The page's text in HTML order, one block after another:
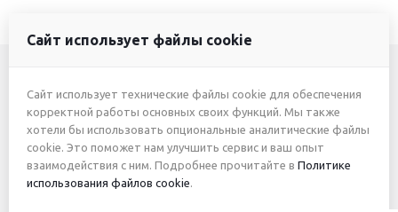
+7 (3412) 46-7777
+7 (912) 746-00-77
Сайт использует файлы cookie
Сайт использует технические файлы cookie для обеспечения
корректной работы основных своих функций. Мы также
хотели бы использовать опциональные аналитические файлы
cookie. Это поможет нам улучшить сервис и ваш опыт
взаимодействия с ним. Подробнее прочитайте в Политике
использования файлов cookie.